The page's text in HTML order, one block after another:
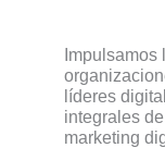
Impulsamos
líderes
integrales de
marketing